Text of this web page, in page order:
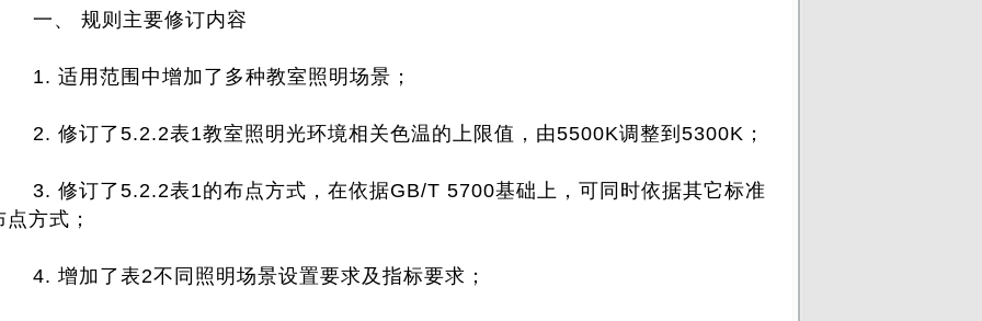
、 规则主要修订内容
适用范围中增加了多种教室照明场景；
修订了5.2.2表1教室照明光环境相关色温的上限值，由5500K调整到5300K；
修订了5.2.2表1的布点方式，在依据GB/T 5700基础上，可同时依据其它标准
点方式；
增加了表2不同照明场景设置要求及指标要求；